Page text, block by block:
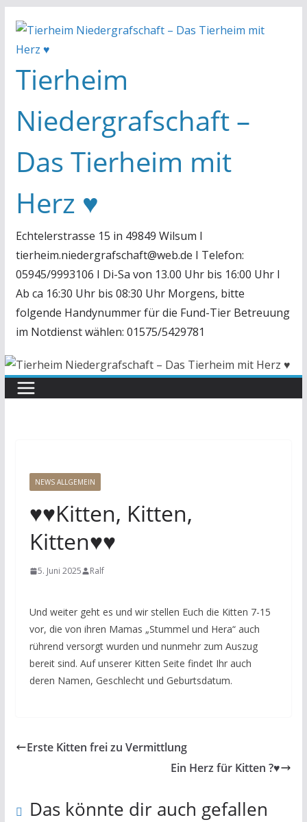
Inhalt
springen
Tierheim
Niedergrafschaft –
Das Tierheim mit
Herz ♥
Echtelerstrasse 15 in 49849 Wilsum I
tierheim.niedergrafschaft@web.de I Telefon:
05945/9993106 I Di-Sa von 13.00 Uhr bis 16:00 Uhr I
Ab ca 16:30 Uhr bis 08:30 Uhr Morgens, bitte
folgende Handynummer für die Fund-Tier Betreuung
im Notdienst wählen: 01575/5429781
NEWS ALLGEMEIN
♥️♥️Kitten, Kitten,
Kitten♥️♥️
5. Juni 2025 Ralf
Und weiter geht es und wir stellen Euch die Kitten 7-15
vor, die von ihren Mamas „Stummel und Hera“ auch
rührend versorgt wurden und nunmehr zum Auszug
bereit sind. Auf unserer Kitten Seite findet Ihr auch
deren Namen, Geschlecht und Geburtsdatum.
Erste Kitten frei zu Vermittlung
Ein Herz für Kitten ?♥️
Das könnte dir auch gefallen